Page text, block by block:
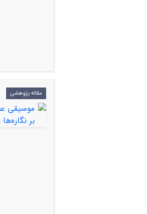
مقاله پژوهشی